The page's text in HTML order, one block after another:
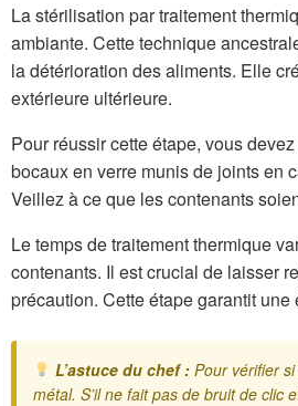
La stérilisation par traitement
ambiante. Cette technique
la détérioration des aliments. Elle
extérieure ultérieure.
Pour réussir cette étape, vous
bocaux en verre munis de joints en
Veillez à ce que les contenants
Le temps de traitement thermique
contenants. Il est crucial de laisser
précaution. Cette étape garantit
L’astuce du chef :Pour vérifier si
métal. S’il ne fait pas de bruit de clic